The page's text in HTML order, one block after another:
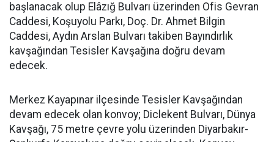
başlanacak olup Elâzığ Bulvarı üzerinden Ofis Gevran
Caddesi, Koşuyolu Parkı, Doç. Dr. Ahmet Bilgin
Caddesi, Aydın Arslan Bulvarı takiben Bayındırlık
kavşağından Tesisler Kavşağına doğru devam
edecek.
Merkez Kayapınar ilçesinde Tesisler Kavşağından
devam edecek olan konvoy; Diclekent Bulvarı, Dünya
Kavşağı, 75 metre çevre yolu üzerinden Diyarbakır-